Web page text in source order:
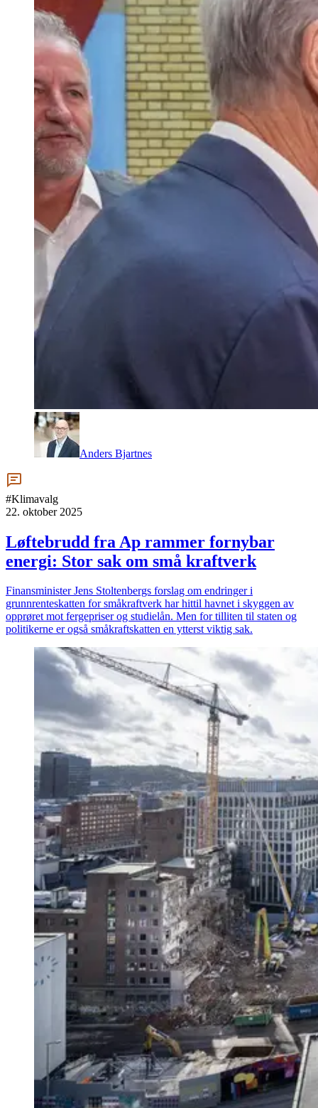
Anders Bjartnes
#Klimavalg
22. oktober 2025
Løftebrudd fra Ap rammer fornybar
energi: Stor sak om små kraftverk
Finansminister Jens Stoltenbergs forslag om endringer i
grunnrenteskatten for småkraftverk har hittil havnet i skyggen av
opprøret mot fergepriser og studielån. Men for tilliten til staten og
politikerne er også småkraftskatten en ytterst viktig sak.